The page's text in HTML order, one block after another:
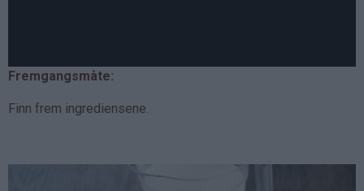
Fremgangsmåte:
Finn frem ingrediensene.